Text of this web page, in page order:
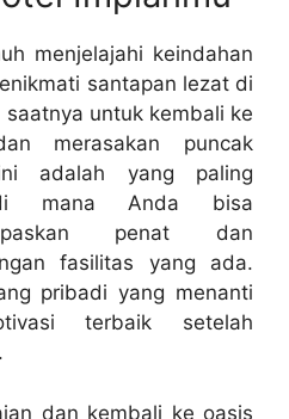
menjelajahi keindahan
santapan lezat di
untuk kembali ke
merasakan puncak
adalah yang paling
di mana Anda bisa
penat dan
fasilitas yang ada.
pribadi yang menanti
terbaik setelah
dan kembali ke oasis